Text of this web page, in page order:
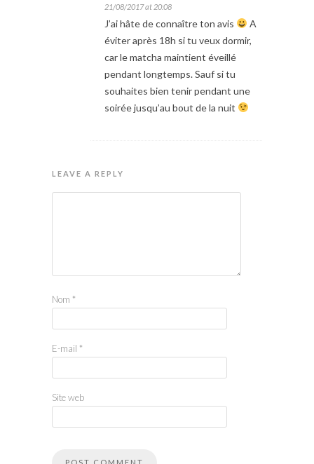
21/08/2017 at 20:08
J’ai hâte de connaître ton avis
A
éviter après 18h si tu veux dormir,
car le matcha maintient éveillé
pendant longtemps. Sauf si tu
souhaites bien tenir pendant une
soirée jusqu’au bout de la nuit
LEAVE A REPLY
Nom *
E-mail *
Site web